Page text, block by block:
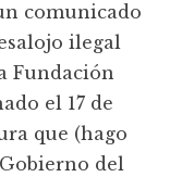
comunicado
ilegal
Fundación
el 17 de
que (hago
del